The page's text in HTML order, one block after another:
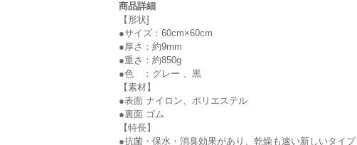
商品詳細
【形状]
●サイズ：60cm×60cm
●厚さ：約9mm
●重さ：約850g
●色 ：グレー 、黒
【素材】
●表面 ナイロン、ポリエステル
●裏面 ゴム
【特長】
●抗菌・保水・消臭効果があり、乾燥も速い新しいタイプ